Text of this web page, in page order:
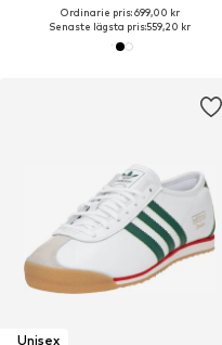
Ordinarie pris: 699,00 kr
Senaste lägsta pris:559,20 kr
Unisex